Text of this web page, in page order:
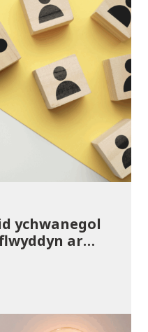
ychwanegol
ar
sy’n